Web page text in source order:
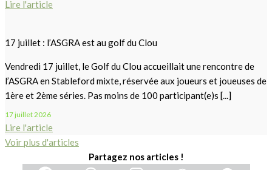
Lire l'article
17 juillet : l’ASGRA est au golf du Clou
Vendredi 17 juillet, le Golf du Clou accueillait une rencontre de
l’ASGRA en Stableford mixte, réservée aux joueurs et joueuses de
1ère et 2ème séries. Pas moins de 100 participant(e)s [...]
17 juillet 2026
Lire l'article
Voir plus d'articles
Partagez nos articles !